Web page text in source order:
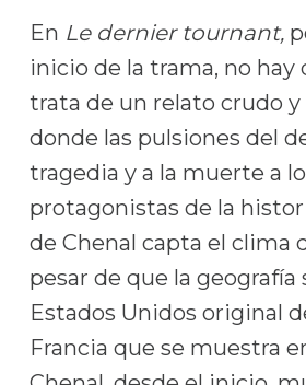
En Le dernier tournant,
inicio de la trama, no hay
trata de un relato crudo y
donde las pulsiones del
tragedia y a la muerte a
protagonistas de la
de Chenal capta el clima
pesar de que la geografía
Estados Unidos original
Francia que se muestra